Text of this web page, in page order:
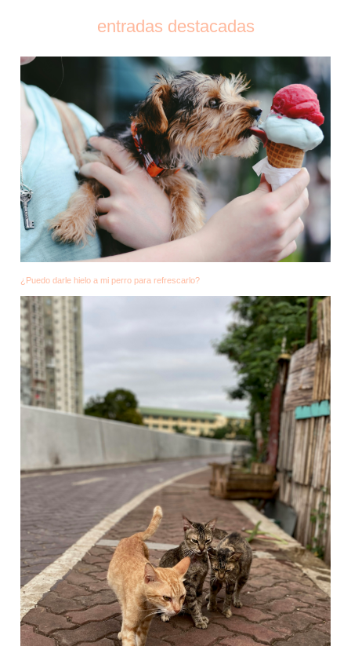
entradas destacadas
¿Puedo darle hielo a mi perro para refrescarlo?